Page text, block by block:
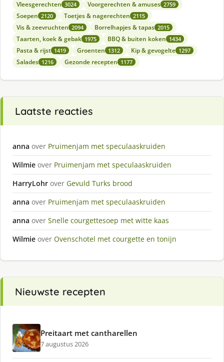
Vleesgerechten 3024 Voorgerechten & amuses 2759
Soepen 2120 Toetjes & nagerechten 2115
Vis & zeevruchten 2094 Borrelhapjes & tapas 2015
Taarten, koek & gebak 1975 BBQ & buiten koken 1434
Pasta & rijst 1419 Groenten 1312 Kip & gevogelte 1297
Salades 1216 Gezonde recepten 1177
Laatste reacties
anna over Pruimenjam met speculaaskruiden
Wilmie over Pruimenjam met speculaaskruiden
HarryLohr over Gevuld Turks brood
anna over Pruimenjam met speculaaskruiden
anna over Snelle courgettesoep met witte kaas
Wilmie over Ovenschotel met courgette en tonijn
Nieuwste recepten
Preitaart met cantharellen
7 augustus 2026